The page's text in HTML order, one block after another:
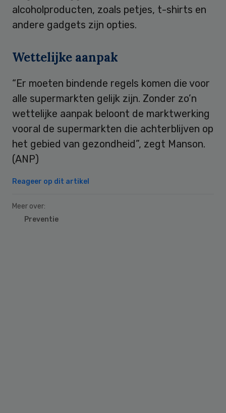
alcoholproducten, zoals petjes, t-shirts en
andere gadgets zijn opties.
Wettelijke aanpak
“Er moeten bindende regels komen die voor
alle supermarkten gelijk zijn. Zonder zo’n
wettelijke aanpak beloont de marktwerking
vooral de supermarkten die achterblijven op
het gebied van gezondheid”, zegt Manson.
(ANP)
Reageer op dit artikel
Meer over:
Preventie